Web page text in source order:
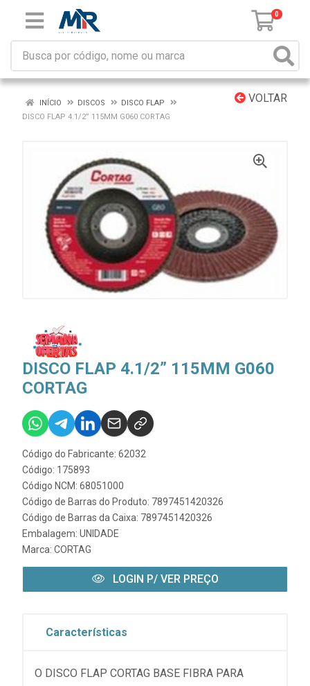
0
VOLTAR
INÍCIO DISCOS
DISCO FLAP
DISCO FLAP 4.1/2” 115MM G060 CORTAG
DISCO FLAP 4.1/2” 115MM G060
CORTAG
Código do Fabricante: 62032
Código: 175893
Código NCM: 68051000
Código de Barras do Produto: 7897451420326
Código de Barras da Caixa: 7897451420326
Embalagem: UNIDADE
Marca: CORTAG
LOGIN P/ VER PREÇO
Características
O DISCO FLAP CORTAG BASE FIBRA PARA